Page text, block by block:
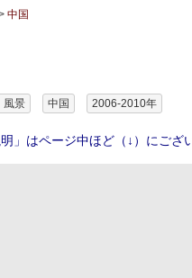
中国
風景 中国 2006-2010年
明」はページ中ほど（↓）にござ